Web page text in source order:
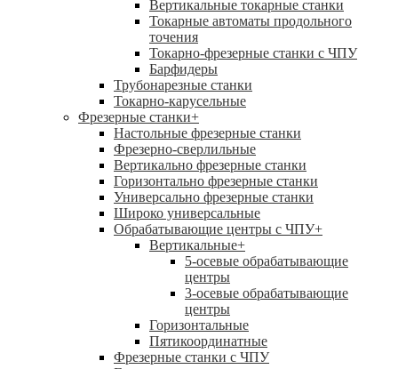
Вертикальные токарные станки
Токарные автоматы продольного
точения
Токарно-фрезерные станки с ЧПУ
Барфидеры
Трубонарезные станки
Токарно-карусельные
Фрезерные станки+
Настольные фрезерные станки
Фрезерно-сверлильные
Вертикально фрезерные станки
Горизонтально фрезерные станки
Универсально фрезерные станки
Широко универсальные
Обрабатывающие центры с ЧПУ+
Вертикальные+
5-осевые обрабатывающие
центры
3-осевые обрабатывающие
центры
Горизонтальные
Пятикоординатные
Фрезерные станки с ЧПУ